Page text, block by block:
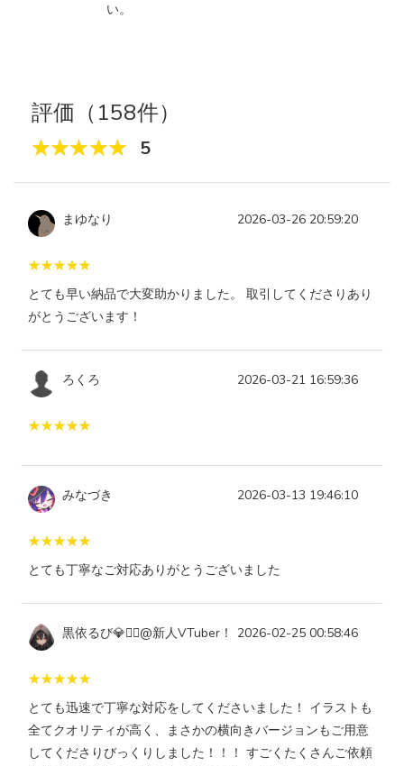
い。
評価（158件）
5
まゆなり 2026-03-26 20:59:20
とても早い納品で大変助かりました。 取引してくださりあり
がとうございます！
ろくろ 2026-03-21 16:59:36
みなづき 2026-03-13 19:46:10
とても丁寧なご対応ありがとうございました
黒依るび💎❤️‍🔥@新人VTuber！ 2026-02-25 00:58:46
とても迅速で丁寧な対応をしてくださいました！ イラストも
全てクオリティが高く、まさかの横向きバージョンもご用意
してくださりびっくりしました！！！ すごくたくさんご依頼